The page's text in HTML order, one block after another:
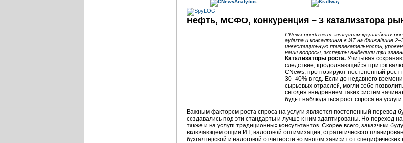
Нефть, МСФО, конкуренция – 3 катализатора
CNews предложил экспертам крупнейших
аудита и консалтинга в ИТ на ближайшие
инвестиционную привлекательность,
наши вопросы, эксперты выделили три
Катализаторы роста. Учитывая
следствие, продолжающийся приток
CNews, прогнозируют постепенный рост
30–40% в год. Если до недавнего
сырьевых отраслей, могли себе
сегодня внедрением таких систем
будет наблюдаться рост спроса на
Важным фактором роста спроса на услуги является постепенный
создавались под эти стандарты и лучше к ним адаптированы. Но переход
также и на услуги традиционных консультантов. Скорее всего, заказчики
включающем опции ИТ, налоговой оптимизации, стратегического
бухгалтерской и налоговой отчетности во многом зависит от